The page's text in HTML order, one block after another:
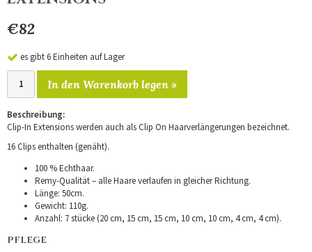
€82
es gibt 6 Einheiten auf Lager
In den Warenkorb legen »
Beschreibung:
Clip-In Extensions werden auch als Clip On Haarverlängerungen bezeichnet.
16 Clips enthalten (genäht).
100 % Echthaar.
Remy-Qualität – alle Haare verlaufen in gleicher Richtung.
Länge: 50cm.
Gewicht: 110g.
Anzahl: 7 stücke (20 cm, 15 cm, 15 cm, 10 cm, 10 cm, 4 cm, 4 cm).
PFLEGE